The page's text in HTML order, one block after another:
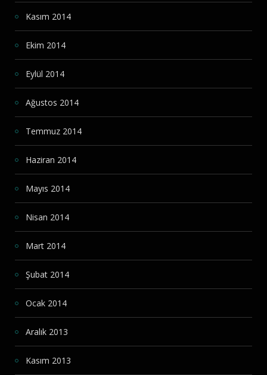
Kasım 2014
Ekim 2014
Eylül 2014
Ağustos 2014
Temmuz 2014
Haziran 2014
Mayıs 2014
Nisan 2014
Mart 2014
Şubat 2014
Ocak 2014
Aralık 2013
Kasım 2013